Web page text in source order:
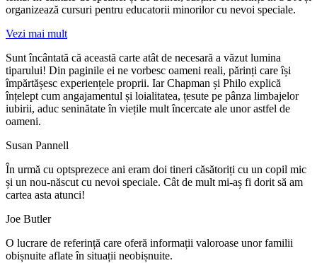
organizează cursuri pentru educatorii minorilor cu nevoi speciale.
Vezi mai mult
Sunt încântată că această carte atât de necesară a văzut lumina
tiparului! Din paginile ei ne vorbesc oameni reali, părinți care își
împărtășesc experiențele proprii. Iar Chapman și Philo explică
înțelept cum angajamentul și loialitatea, țesute pe pânza limbajelor
iubirii, aduc seninătate în viețile mult încercate ale unor astfel de
oameni.
Susan Pannell
În urmă cu optsprezece ani eram doi tineri căsătoriți cu un copil mic
și un nou-născut cu nevoi speciale. Cât de mult mi-aș fi dorit să am
cartea asta atunci!
Joe Butler
O lucrare de referință care oferă informații valoroase unor familii
obișnuite aflate în situații neobișnuite.